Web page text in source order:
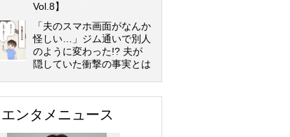
Vol.8】
「夫のスマホ画面がなんか
怪しい…」ジム通いで別人
のように変わった!? 夫が
隠していた衝撃の事実とは
エンタメニュース